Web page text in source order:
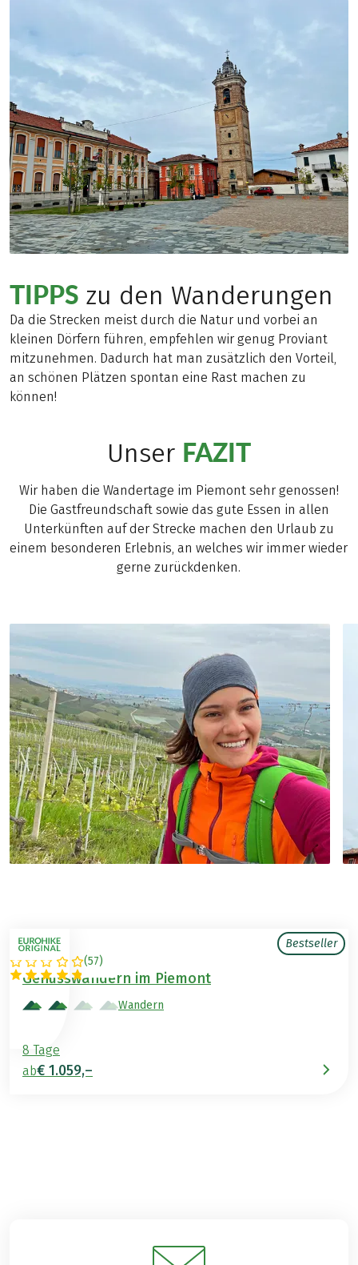
TIPPS zu den Wanderungen
Da die Strecken meist durch die Natur und vorbei an
kleinen Dörfern führen, empfehlen wir genug Proviant
mitzunehmen. Dadurch hat man zusätzlich den Vorteil,
an schönen Plätzen spontan eine Rast machen zu
können!
Unser FAZIT
Wir haben die Wandertage im Piemont sehr genossen!
Die Gastfreundschaft sowie das gute Essen in allen
Unterkünften auf der Strecke machen den Urlaub zu
einem besonderen Erlebnis, an welches wir immer wieder
gerne zurückdenken.
Bestseller
(57)
ITALIEN
Genusswandern im Piemont
Wandern
8 Tage
ab€ 1.059,–